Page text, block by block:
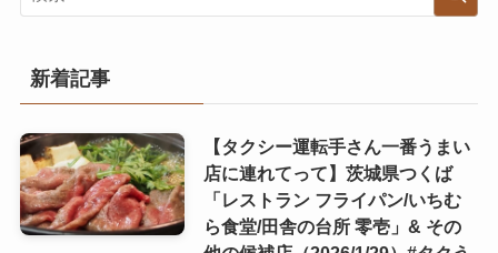
新着記事
【タクシー運転手さん一番うまい
店に連れてって】茨城県つくば
「レストラン フライパン/いちむ
ら食堂/田舎の台所 零壱」& その